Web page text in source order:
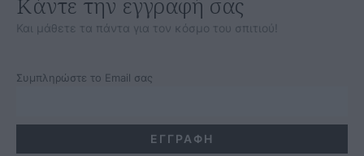
Και μάθετε τα πάντα για τον κόσμο του σπιτιού!
Συμπληρώστε το Email σας